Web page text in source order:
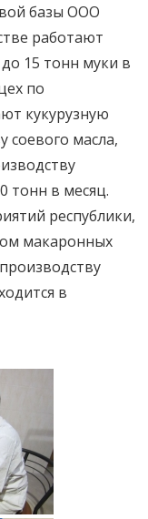
базы ООО
работают
15 тонн муки в
по
кукурузную
соевого масла,
тонн в месяц.
республики,
макаронных
в